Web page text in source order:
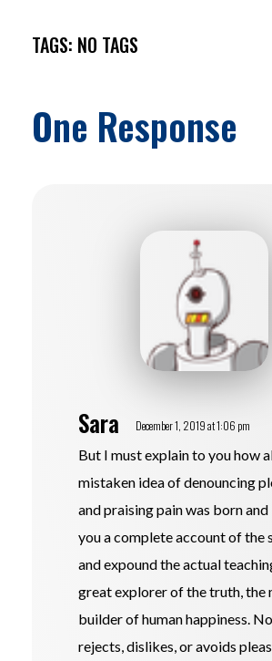
TAGS: NO TAGS
One Response
Sara December 1, 2019 at 1:06 pm
But I must explain to you how
mistaken idea of denouncing
and praising pain was born
you a complete account of the
and expound the actual
great explorer of the truth, the
builder of human happiness.
rejects, dislikes, or avoids